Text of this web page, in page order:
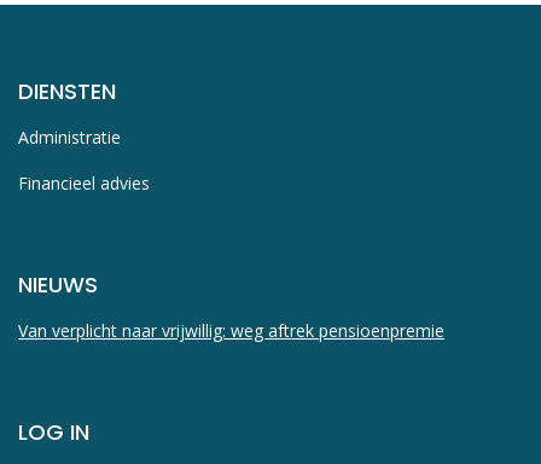
DIENSTEN
Administratie
Financieel advies
NIEUWS
Van verplicht naar vrijwillig: weg aftrek pensioenpremie
LOG IN